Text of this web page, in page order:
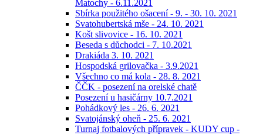
Matochy - 6.11.2021
Sbírka použitého ošacení - 9. - 30. 10. 2021
Svatohubertská mše - 24. 10. 2021
Košt slivovice - 16. 10. 2021
Beseda s důchodci - 7. 10.2021
Drakiáda 3. 10. 2021
Hospodská grilovačka - 3.9.2021
Všechno co má kola - 28. 8. 2021
ČČK - posezení na orelské chatě
Posezení u hasičárny 10.7.2021
Pohádkový les - 26. 6. 2021
Svatojánský oheň - 25. 6. 2021
Turnaj fotbalových přípravek - KUDY cup -